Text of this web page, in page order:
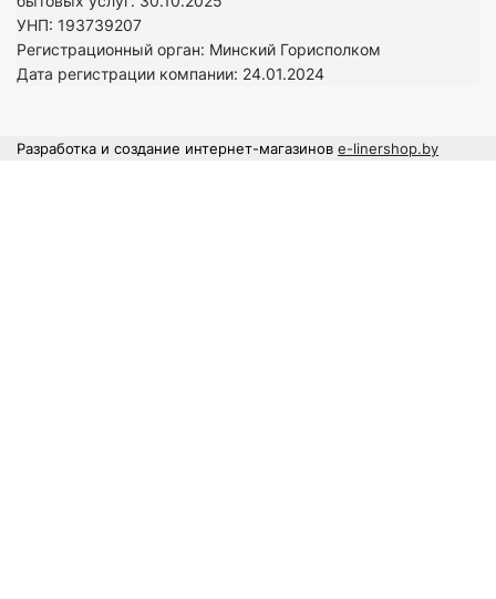
УНП: 193739207
Регистрационный орган: Минский Горисполком
Дата регистрации компании: 24.01.2024
Разработка и создание интернет-магазинов e-linershop.by